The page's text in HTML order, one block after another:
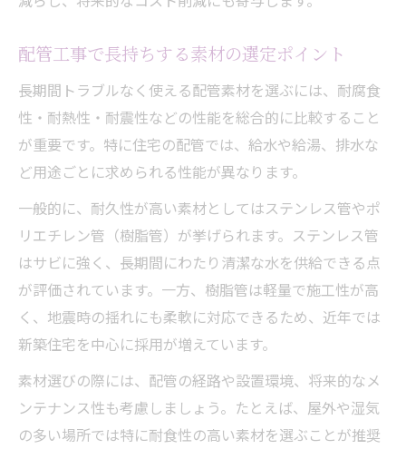
配管工事で長持ちする素材の選定ポイント
長期間トラブルなく使える配管素材を選ぶには、耐腐食
性・耐熱性・耐震性などの性能を総合的に比較すること
が重要です。特に住宅の配管では、給水や給湯、排水な
ど用途ごとに求められる性能が異なります。
一般的に、耐久性が高い素材としてはステンレス管やポ
リエチレン管（樹脂管）が挙げられます。ステンレス管
はサビに強く、長期間にわたり清潔な水を供給できる点
が評価されています。一方、樹脂管は軽量で施工性が高
く、地震時の揺れにも柔軟に対応できるため、近年では
新築住宅を中心に採用が増えています。
素材選びの際には、配管の経路や設置環境、将来的なメ
ンテナンス性も考慮しましょう。たとえば、屋外や湿気
の多い場所では特に耐食性の高い素材を選ぶことが推奨